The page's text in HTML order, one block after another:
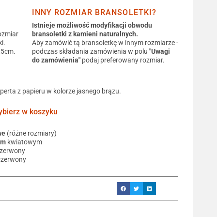
INNY ROZMIAR BRANSOLETKI?
Istnieje możliwość modyfikacji obwodu
bransoletki z kamieni naturalnych.
Aby zamówić tą bransoletkę w innym rozmiarze -
podczas składania zamówienia w polu "Uwagi
do zamówienia"podaj preferowany rozmiar.
z papieru w kolorze jasnego brązu.
w koszyku
(różne rozmiary)
kwiatowym